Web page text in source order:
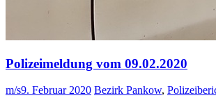
Polizeimeldung vom 09.02.2020
m/s9. Februar 2020 Bezirk Pankow,